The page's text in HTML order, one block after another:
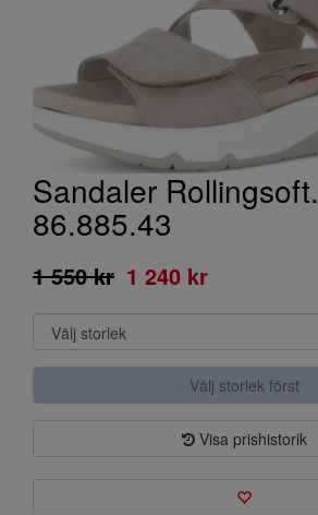
Sandaler Rollingsoft.
86.885.43
1 550 kr 1 240 kr
Välj storlek först
Visa prishistorik